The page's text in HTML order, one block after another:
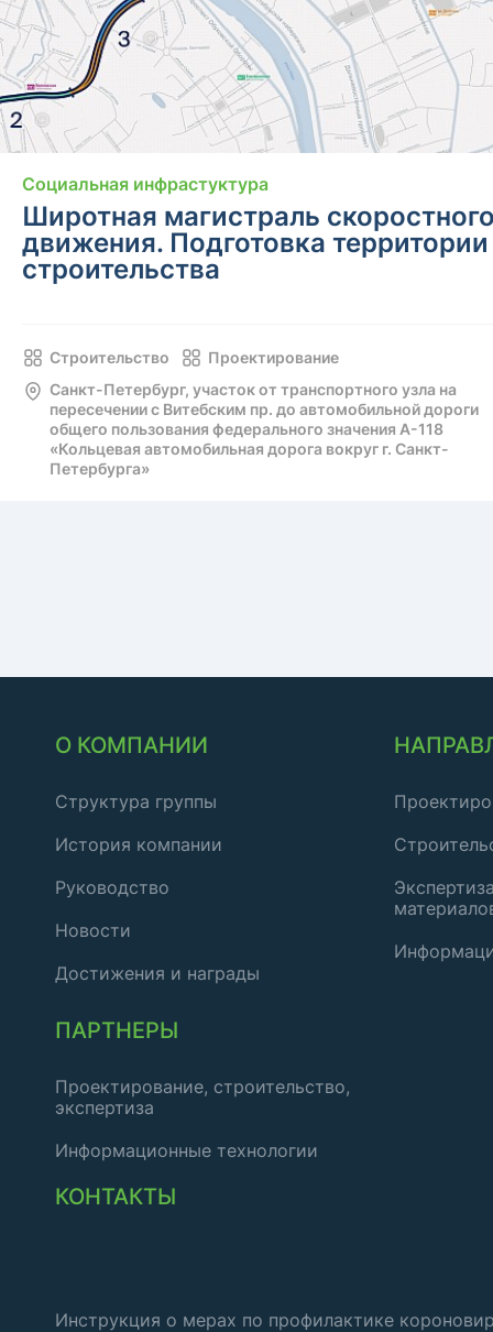
Социальная инфрастуктура
Широтная магистраль
движения. Подготовка территории
строительства
Строительство
Проектирование
Санкт-Петербург, участок от транспортного узла на
пересечении с Витебским пр. до автомобильной дороги
общего пользования федерального значения А-118
«Кольцевая автомобильная дорога вокруг г. Санкт-
Петербурга»
О КОМПАНИИ
Структура группы
История компании
Руководство
Новости
Достижения и награды
ПАРТНЕРЫ
Проектирование, строительство,
экспертиза
Информационные технологии
КОНТАКТЫ
Инструкция о мерах по профилактике